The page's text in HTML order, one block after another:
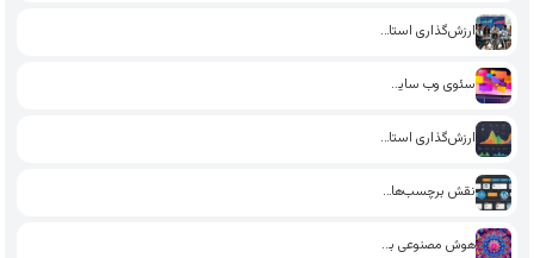
ارزش‌گذاری استارت‌آپ: راهکارهای جذب سرمایه‌گذار
سئوی وب سایت: چگونه با…
ارزش‌گذاری استارت‌آپ: چگونه از داده‌های…
نقش برچسب‌ها و دسته‌بندی‌ها در…
هوش مصنوعی برای تولید محتوا:…